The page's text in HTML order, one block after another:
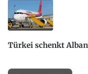
Türkei schenkt